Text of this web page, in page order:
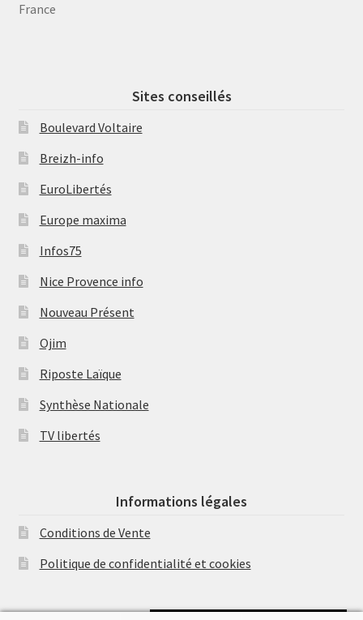
France
Sites conseillés
Boulevard Voltaire
Breizh-info
EuroLibertés
Europe maxima
Infos75
Nice Provence info
Nouveau Présent
Ojim
Riposte Laïque
Synthèse Nationale
TV libertés
Informations légales
Conditions de Vente
Politique de confidentialité et cookies